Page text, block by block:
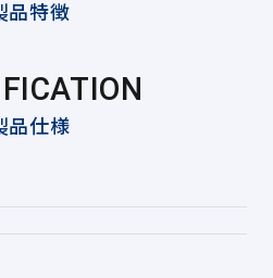
品特徴
品仕様